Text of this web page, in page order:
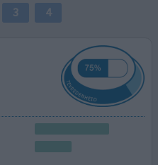
3 4